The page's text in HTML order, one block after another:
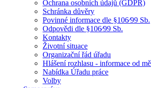
Ochrana osobních údajů (GDPR)
Schránka důvěry
Povinné informace dle §106⁄99 Sb.
Odpovědi dle §106⁄99 Sb.
Kontakty
Životní situace
Organizační řád úřadu
Hlášení rozhlasu - informace od
Nabídka Úřadu práce
Volby